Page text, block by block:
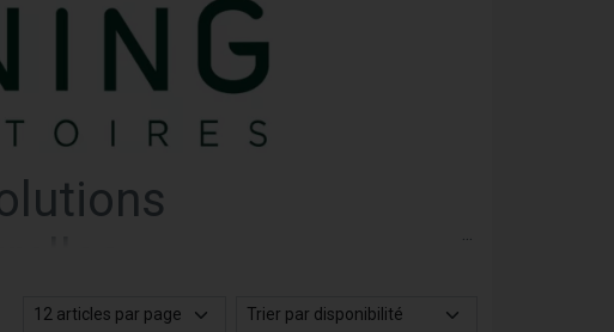
dans le domaine de l’homéopathie et des